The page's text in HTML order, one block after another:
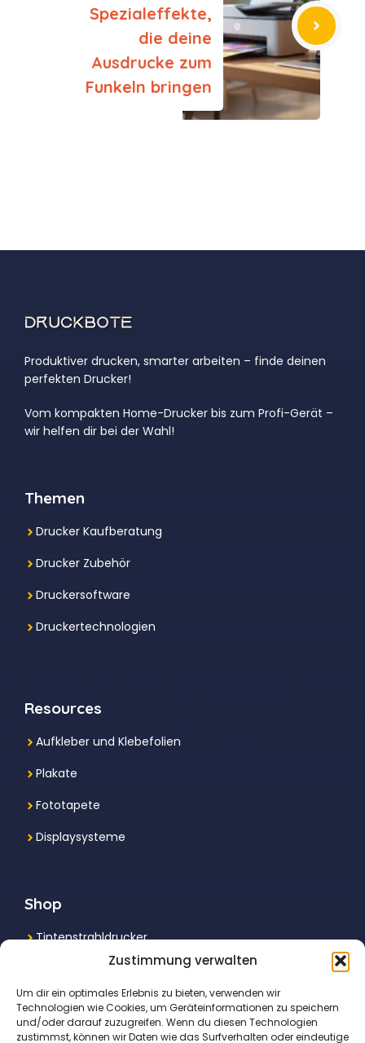
Zustimmung verwalten
Um dir ein optimales Erlebnis zu bieten, verwenden wir
Technologien wie Cookies, um Geräteinformationen zu speichern
und/oder darauf zuzugreifen. Wenn du diesen Technologien
zustimmst, können wir Daten wie das Surfverhalten oder eindeutige
Spezialeffekte,
die deine
Ausdrucke zum
Funkeln bringen
Produktiver drucken, smarter arbeiten – finde deinen
perfekten Drucker!
Vom kompakten Home-Drucker bis zum Profi-Gerät –
wir helfen dir bei der Wahl!
Themen
Drucker Kaufberatung
Drucker Zubehör
Druckersoftware
Druckertechnologien
Resources
Aufkleber und Klebefolien
Plakate
Fototapete
Displaysysteme
Shop
Tintenstrahldrucker
Multifunktionsdrucker
Laserdrucker
Fotodrucker